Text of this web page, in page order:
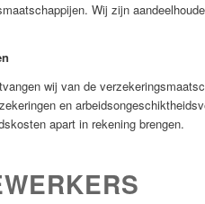
Wij zijn
wij van de
en
apart in rekening brengen.